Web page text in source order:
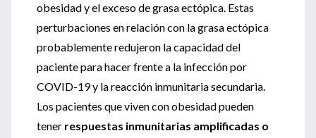
obesidad y el exceso de grasa ectópica. Estas
perturbaciones en relación con la grasa ectópica
probablemente redujeron la capacidad del
paciente para hacer frente a la infección por
COVID-19 y la reacción inmunitaria secundaria.
Los pacientes que viven con obesidad pueden
tener respuestas inmunitarias amplificadas o